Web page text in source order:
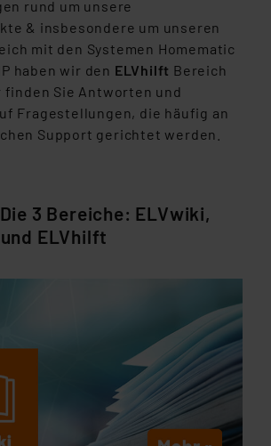
rund um unsere
& insbesondere um unseren
mit den Systemen Homematic
haben wir den ELVhilft Bereich
finden Sie Antworten und
Fragestellungen, die häufig an
Support gerichtet werden.
3 Bereiche: ELVwiki,
ELVhilft